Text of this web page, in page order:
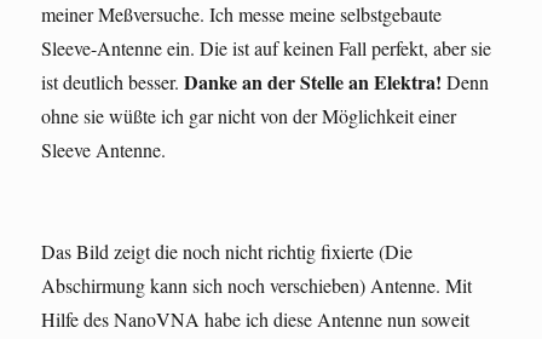
meiner Meßversuche. Ich messe meine selbstgebaute
Sleeve-Antenne ein. Die ist auf keinen Fall perfekt, aber sie
ist deutlich besser.Danke an der Stelle an Elektra! Denn
ohne sie wüßte ich gar nicht von der Möglichkeit einer
Sleeve Antenne.
Das Bild zeigt die noch nicht richtig fixierte (Die
Abschirmung kann sich noch verschieben) Antenne. Mit
Hilfe des NanoVNA habe ich diese Antenne nun soweit